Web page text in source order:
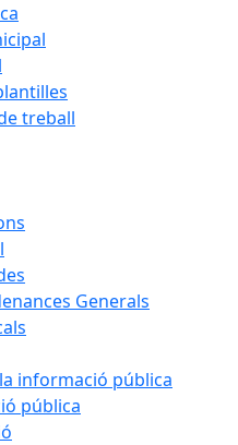
treball
Generals
la informació pública
pública